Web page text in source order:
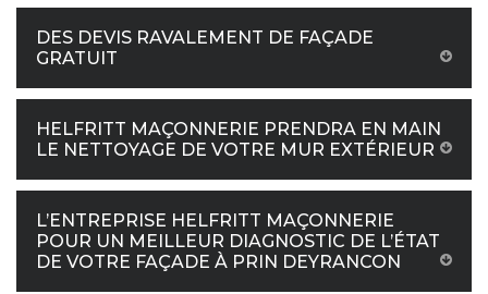
DES DEVIS RAVALEMENT DE FAÇADE
GRATUIT
HELFRITT MAÇONNERIE PRENDRA EN MAIN
LE NETTOYAGE DE VOTRE MUR EXTÉRIEUR
L’ENTREPRISE HELFRITT MAÇONNERIE
POUR UN MEILLEUR DIAGNOSTIC DE L’ÉTAT
DE VOTRE FAÇADE À PRIN DEYRANCON